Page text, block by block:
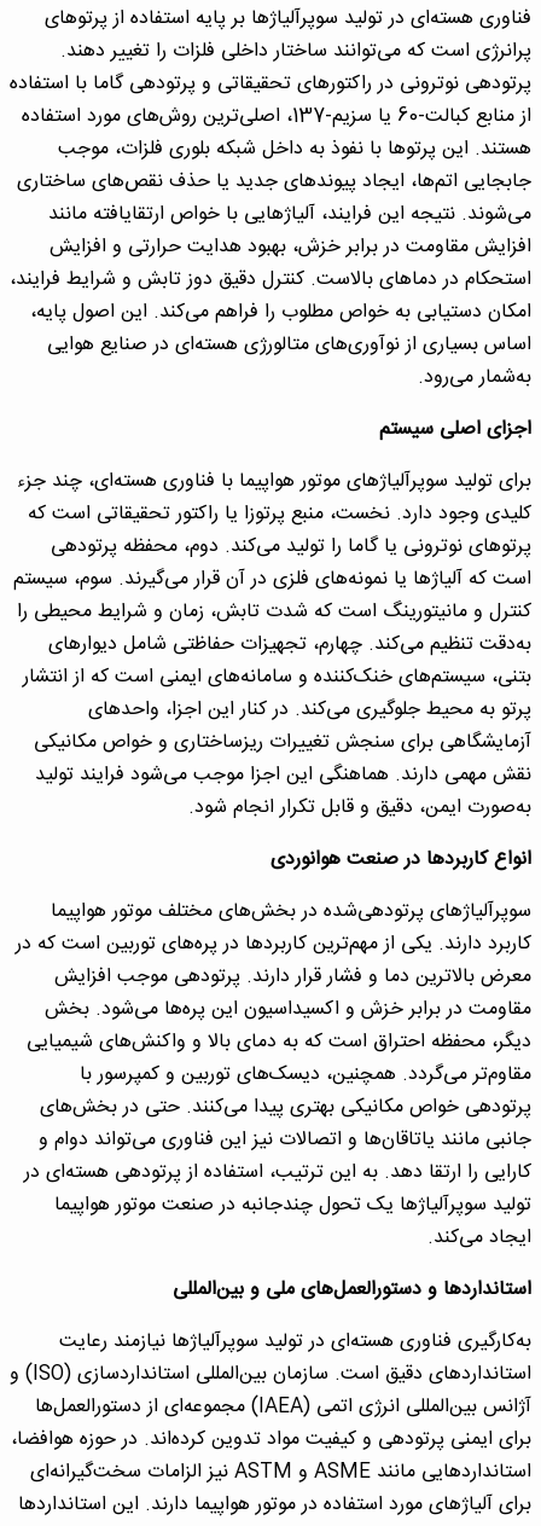
فناوری هسته‌ای در تولید سوپرآلیاژها بر پایه استفاده از پرتوهای
پرانرژی است که می‌توانند ساختار داخلی فلزات را تغییر دهند.
پرتودهی نوترونی در راکتورهای تحقیقاتی و پرتودهی گاما با استفاده
از منابع کبالت-60 یا سزیم-137، اصلی‌ترین روش‌های مورد استفاده
هستند. این پرتوها با نفوذ به داخل شبکه بلوری فلزات، موجب
جابجایی اتم‌ها، ایجاد پیوندهای جدید یا حذف نقص‌های ساختاری
می‌شوند. نتیجه این فرایند، آلیاژهایی با خواص ارتقایافته مانند
افزایش مقاومت در برابر خزش، بهبود هدایت حرارتی و افزایش
استحکام در دماهای بالاست. کنترل دقیق دوز تابش و شرایط فرایند،
امکان دستیابی به خواص مطلوب را فراهم می‌کند. این اصول پایه،
اساس بسیاری از نوآوری‌های متالورژی هسته‌ای در صنایع هوایی
به‌شمار می‌رود.
اجزای اصلی سیستم
برای تولید سوپرآلیاژهای موتور هواپیما با فناوری هسته‌ای، چند جزء
کلیدی وجود دارد. نخست، منبع پرتوزا یا راکتور تحقیقاتی است که
پرتوهای نوترونی یا گاما را تولید می‌کند. دوم، محفظه پرتودهی
است که آلیاژها یا نمونه‌های فلزی در آن قرار می‌گیرند. سوم، سیستم
کنترل و مانیتورینگ است که شدت تابش، زمان و شرایط محیطی را
به‌دقت تنظیم می‌کند. چهارم، تجهیزات حفاظتی شامل دیوارهای
بتنی، سیستم‌های خنک‌کننده و سامانه‌های ایمنی است که از انتشار
پرتو به محیط جلوگیری می‌کند. در کنار این اجزا، واحدهای
آزمایشگاهی برای سنجش تغییرات ریزساختاری و خواص مکانیکی
نقش مهمی دارند. هماهنگی این اجزا موجب می‌شود فرایند تولید
به‌صورت ایمن، دقیق و قابل تکرار انجام شود.
انواع کاربردها در صنعت هوانوردی
سوپرآلیاژهای پرتودهی‌شده در بخش‌های مختلف موتور هواپیما
کاربرد دارند. یکی از مهم‌ترین کاربردها در پره‌های توربین است که در
معرض بالاترین دما و فشار قرار دارند. پرتودهی موجب افزایش
مقاومت در برابر خزش و اکسیداسیون این پره‌ها می‌شود. بخش
دیگر، محفظه احتراق است که به دمای بالا و واکنش‌های شیمیایی
مقاوم‌تر می‌گردد. همچنین، دیسک‌های توربین و کمپرسور با
پرتودهی خواص مکانیکی بهتری پیدا می‌کنند. حتی در بخش‌های
جانبی مانند یاتاقان‌ها و اتصالات نیز این فناوری می‌تواند دوام و
کارایی را ارتقا دهد. به این ترتیب، استفاده از پرتودهی هسته‌ای در
تولید سوپرآلیاژها یک تحول چندجانبه در صنعت موتور هواپیما
ایجاد می‌کند.
استانداردها و دستورالعمل‌های ملی و بین‌المللی
به‌کارگیری فناوری هسته‌ای در تولید سوپرآلیاژها نیازمند رعایت
استانداردهای دقیق است. سازمان بین‌المللی استانداردسازی (ISO) و
آژانس بین‌المللی انرژی اتمی (IAEA) مجموعه‌ای از دستورالعمل‌ها
برای ایمنی پرتودهی و کیفیت مواد تدوین کرده‌اند. در حوزه هوافضا،
استانداردهایی مانند ASME و ASTM نیز الزامات سخت‌گیرانه‌ای
برای آلیاژهای مورد استفاده در موتور هواپیما دارند. این استانداردها